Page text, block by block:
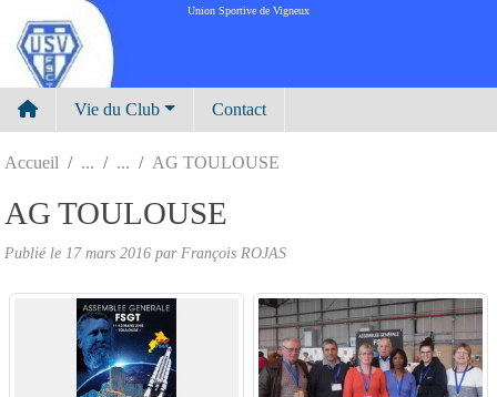
Union Sportive de Vigneux
Vie du Club Contact
Accueil AG TOULOUSE
AG TOULOUSE
Publié le 17 mars 2016 par François ROJAS
Panneau de gestion des cookies